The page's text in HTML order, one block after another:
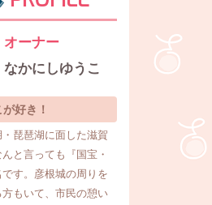
オーナー
なかにしゆうこ
好き！
・琵琶湖に面した滋賀
と言っても『国宝・
す。彦根城の周りを
もいて、市民の憩い